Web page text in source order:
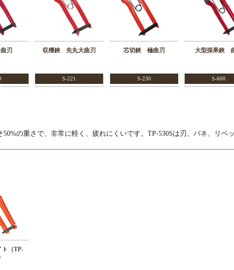
刃 収穫鋏 先丸大曲刃
S-221
芯切鋏 極曲刃
S-230
大型採果鋏
S-600
50%の重さで、非常に軽く、疲れにくいです。TP-530Sは刃、バネ、リペ
ト（TP-